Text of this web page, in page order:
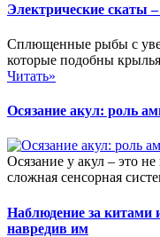
Электрические
Сплющенные рыбы с
которые подобны
Читать»
Осязание акул: роль
Осязание у акул – это
сложная сенсорная
Наблюдение за китами
навредив им